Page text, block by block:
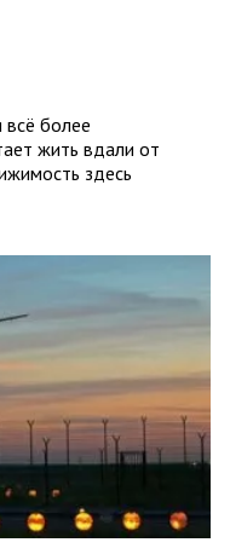
всё более
жить вдали от
здесь